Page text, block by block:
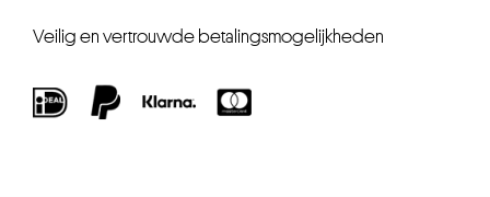
Veilig en vertrouwde betalingsmogelijkheden